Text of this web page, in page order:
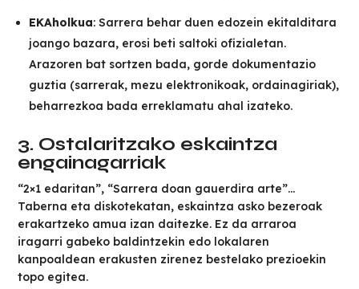
EKAholkua: Sarrera behar duen edozein ekitalditara
joango bazara, erosi beti saltoki ofizialetan.
Arazoren bat sortzen bada, gorde dokumentazio
guztia (sarrerak, mezu elektronikoak, ordainagiriak),
beharrezkoa bada erreklamatu ahal izateko.
3. Ostalaritzako eskaintza
engainagarriak
“2×1 edaritan”, “Sarrera doan gauerdira arte”…
Taberna eta diskotekatan, eskaintza asko bezeroak
erakartzeko amua izan daitezke. Ez da arraroa
iragarri gabeko baldintzekin edo lokalaren
kanpoaldean erakusten zirenez bestelako prezioekin
topo egitea.